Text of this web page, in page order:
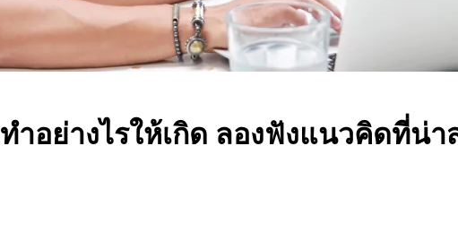
ำอย่างไรให้เกิด ลองฟังแนวคิดที่น่า